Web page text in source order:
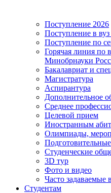
Поступление 2026
Поступление в
Поступление по
Горячая линия по
Минобрнауки
Бакалавриат и
Магистратура
Аспирантура
Дополнительное
Среднее
Целевой прием
Иностранным
Олимпиады,
Студенческие
3D тур
Фото и видео
Часто задаваемые
Студентам